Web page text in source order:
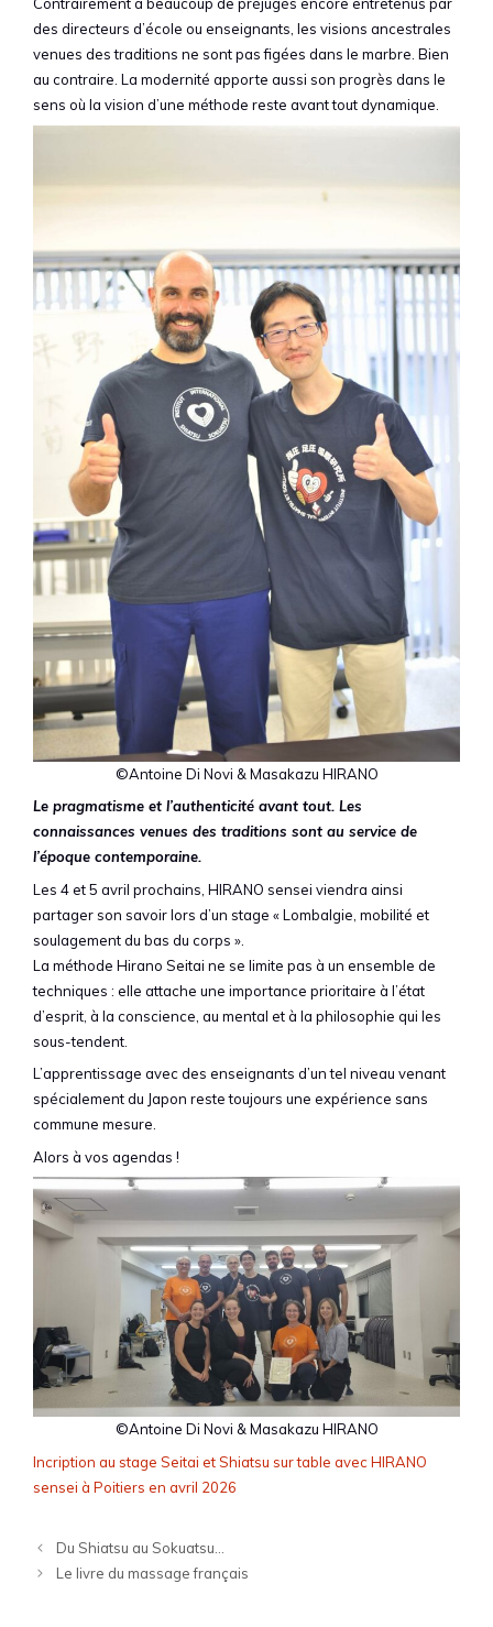
des directeurs d’école ou enseignants, les visions ancestrales
venues des traditions ne sont pas figées dans le marbre. Bien
au contraire. La modernité apporte aussi son progrès dans le
sens où la vision d’une méthode reste avant tout dynamique.
©Antoine Di Novi & Masakazu HIRANO
Le pragmatisme et l’authenticité avant tout. Les
connaissances venues des traditions sont au service de
l’époque contemporaine.
Les 4 et 5 avril prochains, HIRANO sensei viendra ainsi
partager son savoir lors d’un stage « Lombalgie, mobilité et
soulagement du bas du corps ».
La méthode Hirano Seitai ne se limite pas à un ensemble de
techniques : elle attache une importance prioritaire à l’état
d’esprit, à la conscience, au mental et à la philosophie qui les
sous-tendent.
L’apprentissage avec des enseignants d’un tel niveau venant
spécialement du Japon reste toujours une expérience sans
commune mesure.
Alors à vos agendas !
©Antoine Di Novi & Masakazu HIRANO
Incription au stage Seitai et Shiatsu sur table avec HIRANO
sensei à Poitiers en avril 2026
Du Shiatsu au Sokuatsu…
Le livre du massage français